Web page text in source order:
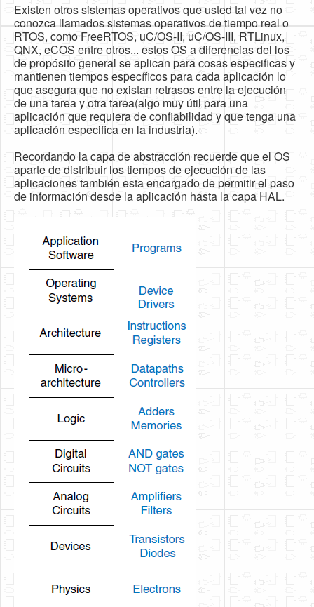
Existen otros sistemas operativos que usted tal vez no
conozca llamados sistemas operativos de tiempo real o
RTOS, como FreeRTOS, uC/OS-II, uC/OS-III, RTLinux,
QNX, eCOS entre otros... estos OS a diferencias del los
de propósito general se aplican para cosas especificas y
mantienen tiempos específicos para cada aplicación lo
que asegura que no existan retrasos entre la ejecución
de una tarea y otra tarea(algo muy útil para una
aplicación que requiera de confiabilidad y que tenga una
aplicación especifica en la industria).
Recordando la capa de abstracción recuerde que el OS
aparte de distribuir los tiempos de ejecución de las
aplicaciones también esta encargado de permitir el paso
de información desde la aplicación hasta la capa HAL.